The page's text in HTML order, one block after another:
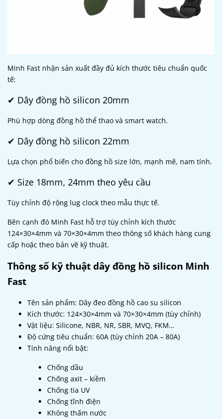
Minh Fast nhận sản xuất đầy đủ kích thước tiêu chuẩn quốc
tế:
✔ Dây đồng hồ silicon 20mm
Phù hợp dòng đồng hồ thể thao và smart watch.
✔ Dây đồng hồ silicon 22mm
Lựa chọn phổ biến cho đồng hồ size lớn, mạnh mẽ, nam tính.
✔ Size 18mm, 24mm theo yêu cầu
Tùy chỉnh độ rộng lug clock theo mẫu thực tế.
Bên cạnh đó Minh Fast hỗ trợ tùy chỉnh kích thước
124×30×4mm và 70×30×4mm theo thông số khách hàng cung
cấp hoặc theo bản vẽ kỹ thuật.
Thông số kỹ thuật dây đồng hồ silicon Minh
Fast
Tên sản phẩm: Dây đeo đồng hồ cao su silicon
Kích thước: 124×30×4mm và 70×30×4mm (tùy chỉnh)
Vật liệu: Silicone, NBR, NR, SBR, MVQ, FKM…
Độ cứng tiêu chuẩn: 60A (tùy chỉnh 20A – 80A)
Tính năng nổi bật:
Chống dầu
Chống axit – kiềm
Chống tia UV
Chống tĩnh điện
Không thấm nước